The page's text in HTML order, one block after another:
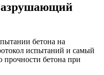
бетона на
испытаний и самый
прочности бетона при